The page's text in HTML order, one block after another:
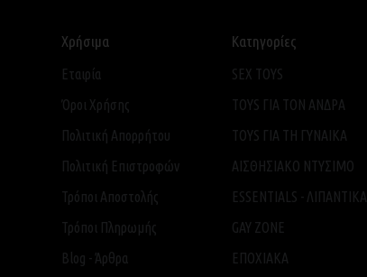
Χρήσιμα
Εταιρία
Όροι Χρήσης
Πολιτική Απορρήτου
Πολιτική Επιστροφών
Τρόποι Αποστολής
Τρόποι Πληρωμής
Blog - Άρθρα
Κατηγορίες
SEX TOYS
TOYS ΓΙΑ ΤΟΝ ΑΝΔΡΑ
TOYS ΓΙΑ ΤH ΓΥΝΑΙΚΑ
ΑΙΣΘΗΣΙΑΚΟ ΝΤΥΣΙΜΟ
ESSENTIALS - ΛΙΠΑΝΤΙΚΑ
GAY ZONE
ΕΠΟΧΙΑΚΑ